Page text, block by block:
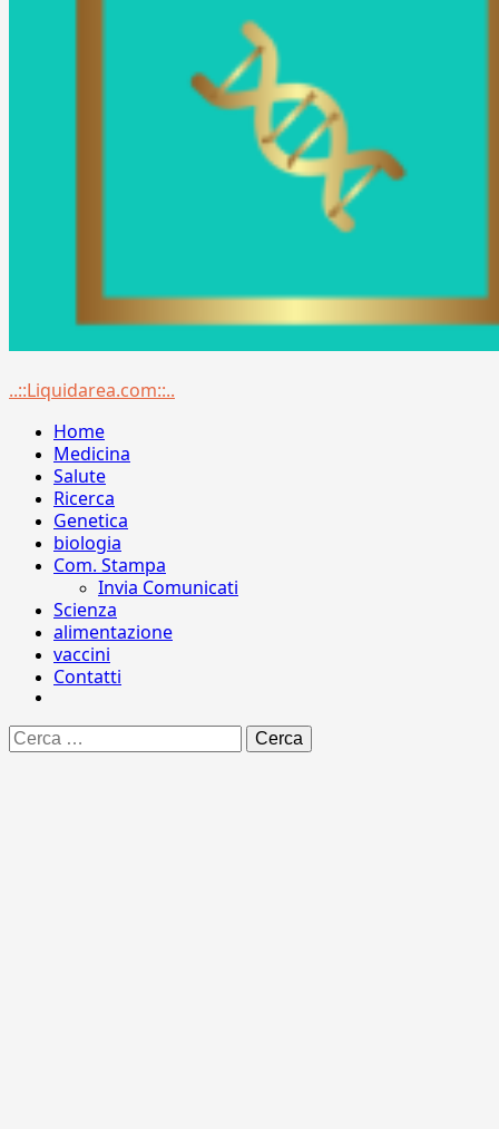
Menu
..::Liquidarea.com::..
Home
Medicina
Salute
Ricerca
Genetica
biologia
Com. Stampa
Invia Comunicati
Scienza
alimentazione
vaccini
Contatti
Ricerca
per: